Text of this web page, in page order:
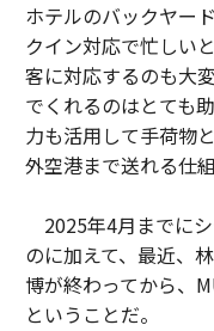
ホテルのバックヤー
クイン対応で忙しい
客に対応するのも大
でくれるのはとても
力も活用して手荷物
外空港まで送れる仕
2025年4月までに
のに加えて、最近、
博が終わってから、
ということだ。